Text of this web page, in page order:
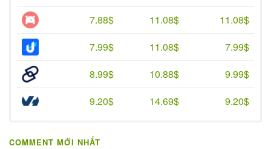
7.88$
11.08$
11.08$
7.99$
11.08$
7.99$
8.99$
10.88$
9.99$
9.20$
14.69$ 9.20$
COMMENT MỚI NHẤT